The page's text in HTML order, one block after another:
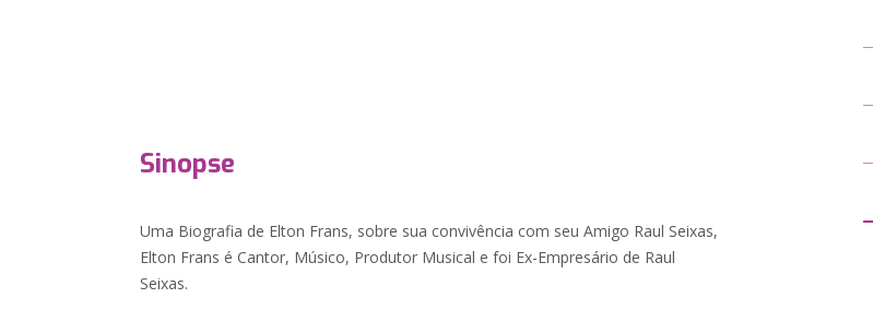
Sinopse
Uma Biografia de Elton Frans, sobre sua convivência com seu Amigo Raul Seixas,
Elton Frans é Cantor, Músico, Produtor Musical e foi Ex-Empresário de Raul
Seixas.